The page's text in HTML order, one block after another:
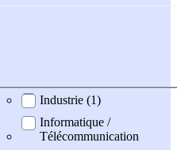
Industrie (1)
Informatique /
Télécommunication